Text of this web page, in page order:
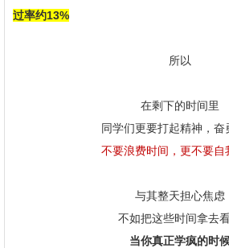
过率约13%
所以
在剩下的时间里
同学们更要打起精神，奋
不要浪费时间，更不要自
与其整天担心焦虑
不如把这些时间拿去
当你真正学疯的时